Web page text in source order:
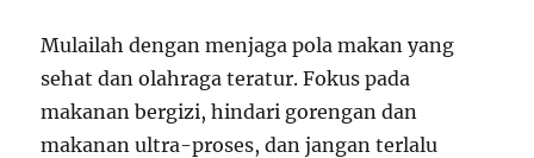
Mulailah dengan menjaga pola makan yang
sehat dan olahraga teratur. Fokus pada
makanan bergizi, hindari gorengan dan
makanan ultra-proses, dan jangan terlalu